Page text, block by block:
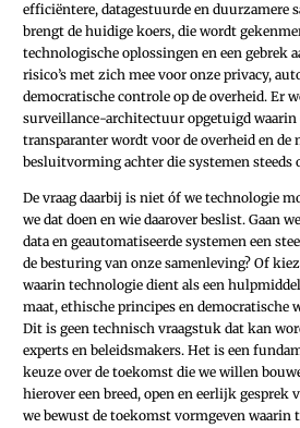
efficiëntere, datagestuurde en duurzamere
brengt de huidige koers, die wordt
technologische oplossingen en een gebrek
risico’s met zich mee voor onze privacy,
democratische controle op de overheid. Er
surveillance-architectuur opgetuigd waarin
transparanter wordt voor de overheid en
besluitvorming achter die systemen
De vraag daarbij is niet óf we technologie
we dat doen en wie daarover beslist. Gaan
data en geautomatiseerde systemen een
de besturing van onze samenleving? Of
waarin technologie dient als een
maat, ethische principes en democratische
Dit is geen technisch vraagstuk dat kan
experts en beleidsmakers. Het is een
keuze over de toekomst die we willen
hierover een breed, open en eerlijk gesprek
we bewust de toekomst vormgeven waarin